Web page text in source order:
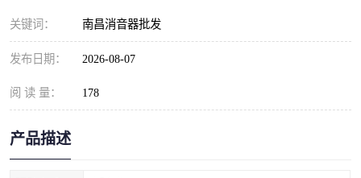
关键词： 南昌消音器批发
发布日期： 2026-08-07
阅 读 量： 178
产品描述